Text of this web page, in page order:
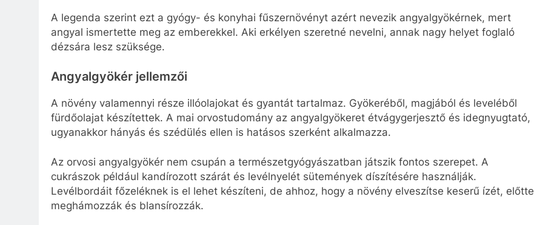
A legenda szerint ezt a gyógy- és konyhai fűszernövényt azért nevezik angyalgyökérnek, mert
angyal ismertette meg az emberekkel. Aki erkélyen szeretné nevelni, annak nagy helyet foglaló
dézsára lesz szüksége.
Angyalgyökér jellemzői
A növény valamennyi része illóolajokat és gyantát tartalmaz. Gyökeréből, magjából és leveléből
fürdőolajat készítettek. A mai orvostudomány az angyalgyökeret étvágygerjesztő és idegnyugtató,
ugyanakkor hányás és szédülés ellen is hatásos szerként alkalmazza.
Az orvosi angyalgyökér nem csupán a természetgyógyászatban játszik fontos szerepet. A
cukrászok például kandírozott szárát és levélnyelét sütemények díszítésére használják.
Levélbordáit főzeléknek is el lehet készíteni, de ahhoz, hogy a növény elveszítse keserű ízét, előtte
meghámozzák és blansírozzák.